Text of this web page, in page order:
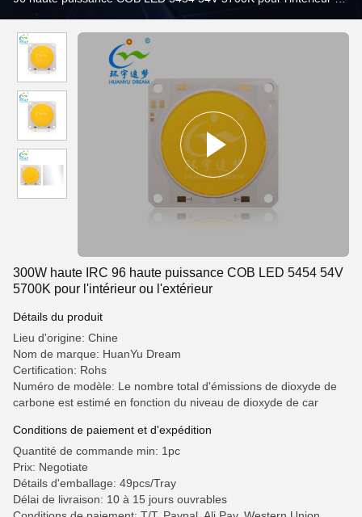
300W haute IRC 96 haute puissance COB LED 5454 54V
5700K pour l'intérieur ou l'extérieur
Détails du produit
Lieu d'origine: Chine
Nom de marque: HuanYu Dream
Certification: Rohs
Numéro de modèle: Le nombre total d'émissions de dioxyde de
carbone est estimé en fonction du niveau de dioxyde de car
Conditions de paiement et d'expédition
Quantité de commande min: 1pc
Prix: Negotiate
Détails d'emballage: 49pcs/Tray
Délai de livraison: 10 à 15 jours ouvrables